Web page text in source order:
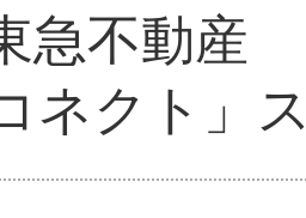
不動産
ネクト」